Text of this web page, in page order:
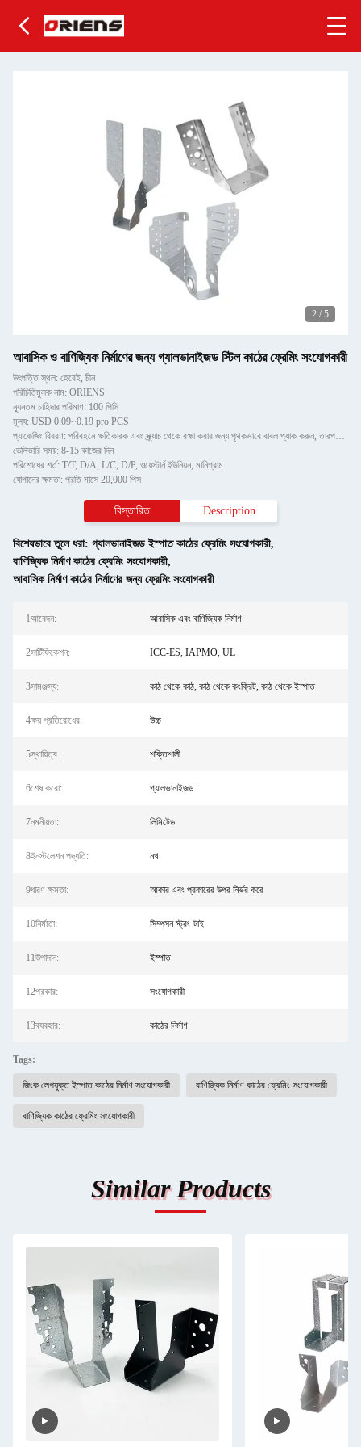
2 / 5
আবাসিক ও বাণিজ্যিক নির্মাণের জন্য গ্যালভানাইজড স্টিল কাঠের ফ্রেমিং সংযোগকারী
উৎপত্তি স্থল: হেবেই, চীন
পরিচিতিমুলক নাম: ORIENS
ন্যূনতম চাহিদার পরিমাণ: 100 পিসি
মূল্য: USD 0.09~0.19 pro PCS
প্যাকেজিং বিবরণ: পরিবহনে ক্ষতিকারক এবং স্ক্র্যাচ থেকে রক্ষা করার জন্য পৃথকভাবে বাবল প্যাক করুন, তারপরে শক্ত কাগজে
ডেলিভারি সময়: 8-15 কাজের দিন
পরিশোধের শর্ত: T/T, D/A, L/C, D/P, ওয়েস্টার্ন ইউনিয়ন, মানিগ্রাম
যোগানের ক্ষমতা: প্রতি মাসে 20,000 পিস
বিস্তারিত Description
বিশেষভাবে তুলে ধরা: গ্যালভানাইজড ইস্পাত কাঠের ফ্রেমিং সংযোগকারী,
বাণিজ্যিক নির্মাণ কাঠের ফ্রেমিং সংযোগকারী,
আবাসিক নির্মাণ কাঠের নির্মাণের জন্য ফ্রেমিং সংযোগকারী
1আবেদন: আবাসিক এবং বাণিজ্যিক নির্মাণ
2সার্টিফিকেশন: ICC-ES, IAPMO, UL
3সামঞ্জস্য: কাঠ থেকে কাঠ, কাঠ থেকে কংক্রিট, কাঠ থেকে ইস্পাত
4ক্ষয় প্রতিরোধের: উচ্চ
5স্থায়িত্ব: শক্তিশালী
6শেষ করো: গ্যালভানাইজড
7নমনীয়তা: লিমিটেড
8ইনস্টলেশন পদ্ধতি: নখ
9ধারণ ক্ষমতা: আকার এবং প্রকারের উপর নির্ভর করে
10নির্মাতা: সিম্পসন স্ট্রং-টাই
11উপাদান: ইস্পাত
12প্রকার: সংযোগকারী
13ব্যবহার: কাঠের নির্মাণ
Tags:
জিংক লেপযুক্ত ইস্পাত কাঠের নির্মাণ সংযোগকারী বাণিজ্যিক নির্মাণ কাঠের ফ্রেমিং সংযোগকারী
বাণিজ্যিক কাঠের ফ্রেমিং সংযোগকারী
Similar Products